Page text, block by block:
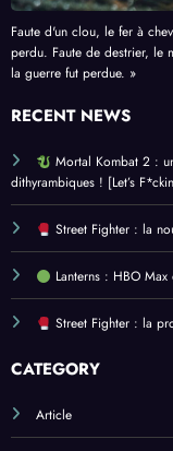
Faute d'un clou, le fer à
perdu. Faute de destrier, le
la guerre fut perdue. »
RECENT NEWS
Mortal Kombat 2 :
dithyrambiques ! [Let’s
Street Fighter : la
Lanterns : HBO
Street Fighter : la
CATEGORY
Article